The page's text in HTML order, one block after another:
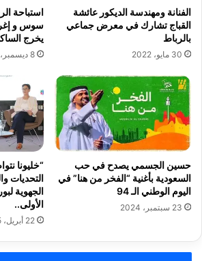
الفنانة ومهندسة الديكور عائشة
القباج تشارك في معرض جماعي
بالرباط
30 مايو، 2022
استباحة
سوس و
يخرج
8 ديسمبر، 2019
حسين الجسمي يصدح في حب
السعودية بأغنية “الفخر من هنا” في
اليوم الوطني الـ 94
23 سبتمبر، 2024
“خليونا
التحديات
الجهوية
الأولى..
22 أبريل، 2025